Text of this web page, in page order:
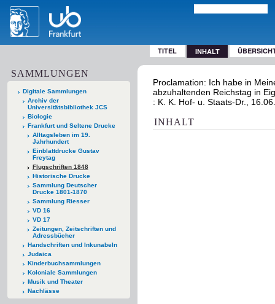
TITEL INHALT
SAMMLUNGEN
Digitale Sammlungen
Archiv der
Universitätsbibliothek JCS
Biologie
Frankfurt und Seltene Drucke
Alltagsleben im 19.
Jahrhundert
Einblattdrucke Gustav
Freytag
Flugschriften 1848
Historische Drucke
Sammlung Deutscher
Drucke 1801-1870
Sammlung Riesser
VD 16
VD 17
Zeitungen, Zeitschriften und
Adressbücher
Handschriften und Inkunabeln
Judaica
Kinderbuchsammlungen
Koloniale Sammlungen
Musik und Theater
Nachlässe
Proclamation: Ich habe in
abzuhaltenden Reichstag in
: K. K. Hof- u. Staats-Dr.,
INHALT